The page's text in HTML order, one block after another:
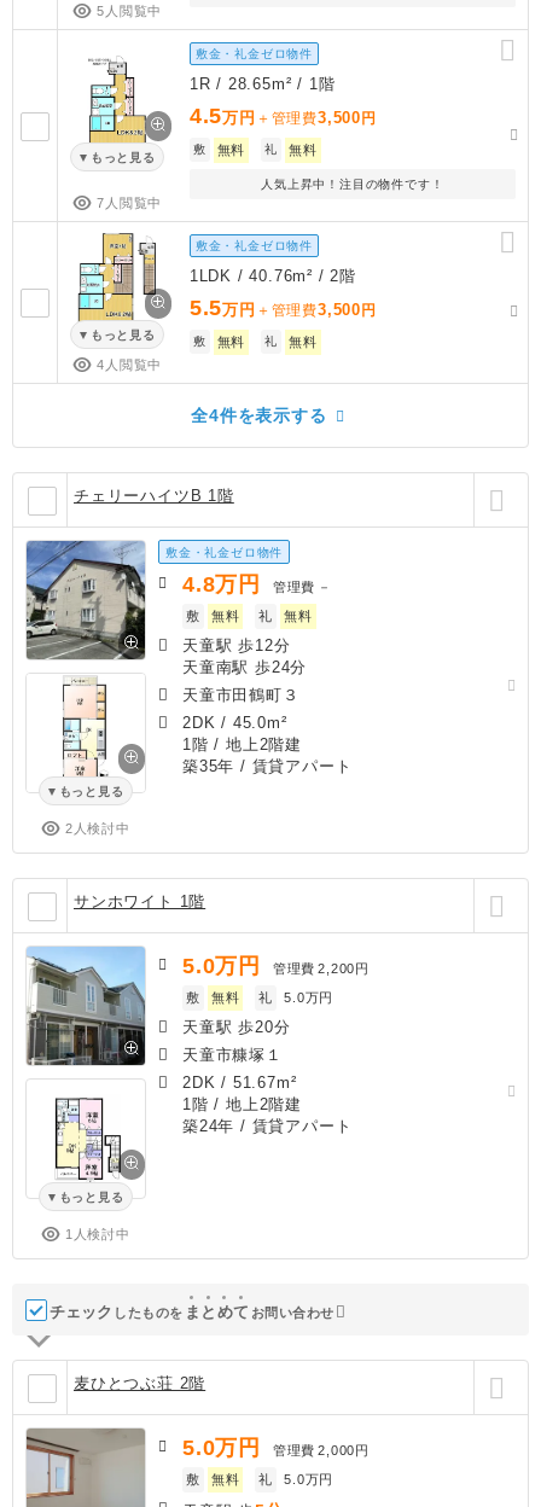
5人閲覧中
もっと見る
7人閲覧中
敷金・礼金ゼロ物件
1R / 28.65m² / 1階
4.5万円 ＋管理費3,500 円
敷 無料 礼 無料
人気上昇中！注目の物件です！
もっと見る
4人閲覧中
敷金・礼金ゼロ物件
1LDK / 40.76m² / 2階
5.5万円 ＋管理費3,500 円
敷 無料 礼 無料
全4件を表示する
チェリーハイツB 1階
もっと見る
2人検討中
敷金・礼金ゼロ物件
4.8万円 管理費 －
敷
無料 礼 無料
天童駅 歩12分
天童南駅 歩24分
天童市田鶴町３
2DK / 45.0m²
1階 / 地上2階建
築35年 / 賃貸アパート
サンホワイト 1階
もっと見る
1人検討中
5.0万円 管理費 2,200円
敷
無料 礼 5.0万円
天童駅 歩20分
天童市糠塚１
2DK / 51.67m²
1階 / 地上2階建
築24年 / 賃貸アパート
チェック したものを ま と めて お問い合わせ
麦ひとつぶ荘 2階
5.0万円 管理費 2,000円
敷
無料 礼 5.0万円